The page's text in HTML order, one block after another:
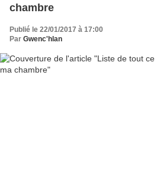
chambre
Publié le 22/01/2017 à 17:00
Par Gwenc'hlan